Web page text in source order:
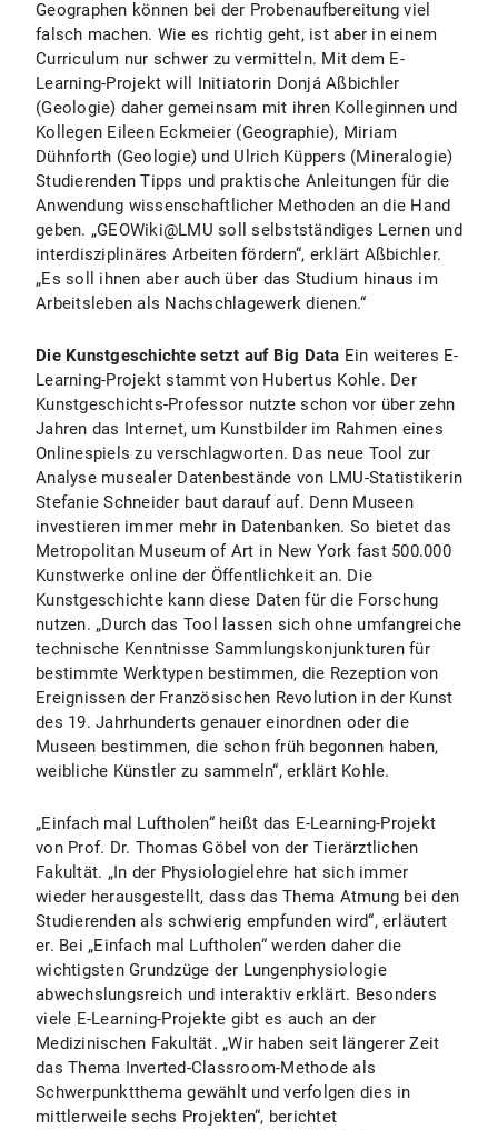
Geographen können bei der Probenaufbereitung viel
falsch machen. Wie es richtig geht, ist aber in einem
Curriculum nur schwer zu vermitteln. Mit dem E-
Learning-Projekt will Initiatorin Donjá Aßbichler
(Geologie) daher gemeinsam mit ihren Kolleginnen und
Kollegen Eileen Eckmeier (Geographie), Miriam
Dühnforth (Geologie) und Ulrich Küppers (Mineralogie)
Studierenden Tipps und praktische Anleitungen für die
Anwendung wissenschaftlicher Methoden an die Hand
geben. „GEOWiki@LMU soll selbstständiges Lernen und
interdisziplinäres Arbeiten fördern“, erklärt Aßbichler.
„Es soll ihnen aber auch über das Studium hinaus im
Arbeitsleben als Nachschlagewerk dienen.“
Die Kunstgeschichte setzt auf Big Data Ein weiteres E-
Learning-Projekt stammt von Hubertus Kohle. Der
Kunstgeschichts-Professor nutzte schon vor über zehn
Jahren das Internet, um Kunstbilder im Rahmen eines
Onlinespiels zu verschlagworten. Das neue Tool zur
Analyse musealer Datenbestände von LMU-Statistikerin
Stefanie Schneider baut darauf auf. Denn Museen
investieren immer mehr in Datenbanken. So bietet das
Metropolitan Museum of Art in New York fast 500.000
Kunstwerke online der Öffentlichkeit an. Die
Kunstgeschichte kann diese Daten für die Forschung
nutzen. „Durch das Tool lassen sich ohne umfangreiche
technische Kenntnisse Sammlungskonjunkturen für
bestimmte Werktypen bestimmen, die Rezeption von
Ereignissen der Französischen Revolution in der Kunst
des 19. Jahrhunderts genauer einordnen oder die
Museen bestimmen, die schon früh begonnen haben,
weibliche Künstler zu sammeln“, erklärt Kohle.
„Einfach mal Luftholen“ heißt das E-Learning-Projekt
von Prof. Dr. Thomas Göbel von der Tierärztlichen
Fakultät. „In der Physiologielehre hat sich immer
wieder herausgestellt, dass das Thema Atmung bei den
Studierenden als schwierig empfunden wird“, erläutert
er. Bei „Einfach mal Luftholen“ werden daher die
wichtigsten Grundzüge der Lungenphysiologie
abwechslungsreich und interaktiv erklärt. Besonders
viele E-Learning-Projekte gibt es auch an der
Medizinischen Fakultät. „Wir haben seit längerer Zeit
das Thema Inverted-Classroom-Methode als
Schwerpunktthema gewählt und verfolgen dies in
mittlerweile sechs Projekten“, berichtet